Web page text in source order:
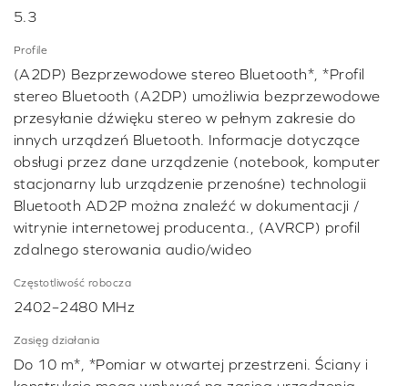
5.3
Profile
(A2DP) Bezprzewodowe stereo Bluetooth*, *Profil
stereo Bluetooth (A2DP) umożliwia bezprzewodowe
przesyłanie dźwięku stereo w pełnym zakresie do
innych urządzeń Bluetooth. Informacje dotyczące
obsługi przez dane urządzenie (notebook, komputer
stacjonarny lub urządzenie przenośne) technologii
Bluetooth AD2P można znaleźć w dokumentacji /
witrynie internetowej producenta., (AVRCP) profil
zdalnego sterowania audio/wideo
Częstotliwość robocza
2402–2480 MHz
Zasięg działania
Do 10 m*, *Pomiar w otwartej przestrzeni. Ściany i